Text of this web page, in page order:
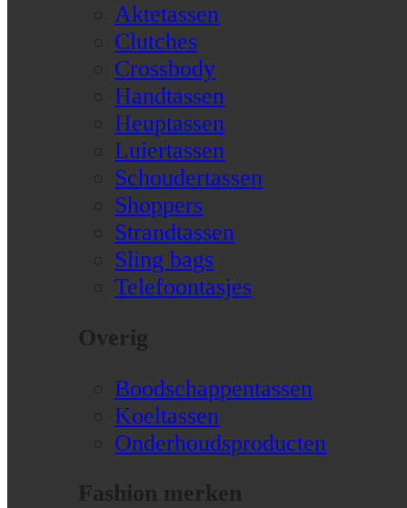
Aktetassen
Clutches
Crossbody
Handtassen
Heuptassen
Luiertassen
Schoudertassen
Shoppers
Strandtassen
Sling bags
Telefoontasjes
Overig
Boodschappentassen
Koeltassen
Onderhoudsproducten
Fashion merken